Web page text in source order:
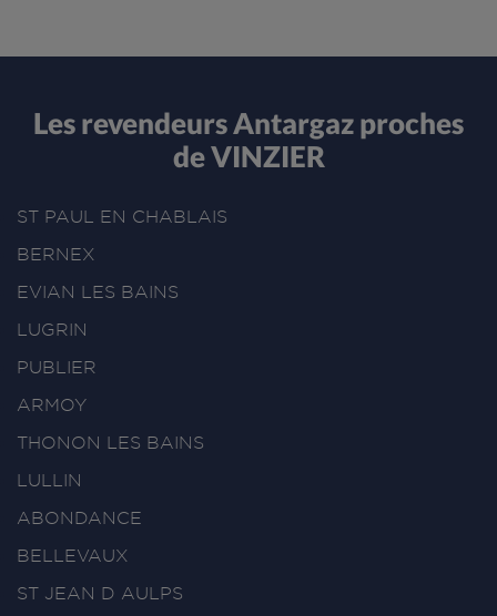
Les revendeurs Antargaz proches
de VINZIER
ST PAUL EN CHABLAIS
BERNEX
EVIAN LES BAINS
LUGRIN
PUBLIER
ARMOY
THONON LES BAINS
LULLIN
ABONDANCE
BELLEVAUX
ST JEAN D AULPS